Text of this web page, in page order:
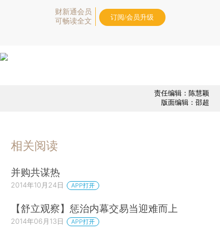
财新通会员
可畅读全文
订阅/会员升级
责任编辑：陈慧颖
版面编辑：邵超
相关阅读
并购共谋热
2014年10月24日 APP打开
【舒立观察】惩治内幕交易当迎难而上
2014年06月13日 APP打开